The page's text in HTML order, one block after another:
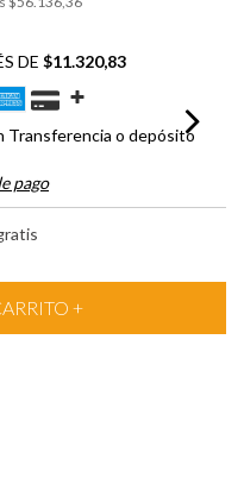
DE $11.320,83
Transferencia o depósito
pago